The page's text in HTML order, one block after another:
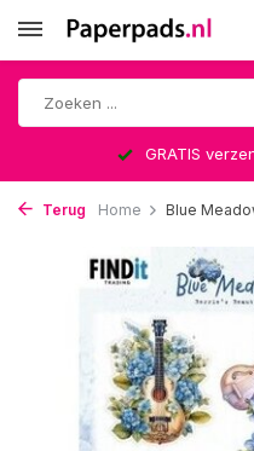
GRATIS
Terug Home Blue